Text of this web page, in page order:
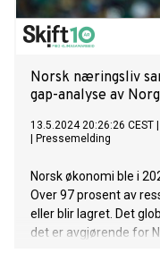
Norsk næringsliv
gap-analyse av
13.5.2024 20:26:26 CEST
Pressemelding
Norsk økonomi ble i
Over 97 prosent av
eller blir lagret. Det
det er avgjørende for